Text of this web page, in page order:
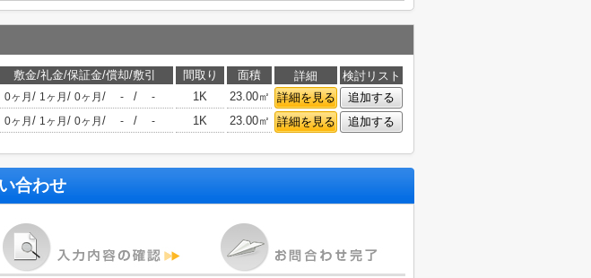
敷金/礼金/保証金/償却/敷引 間取り 面積 詳細
検討リスト
0ヶ月 / 1ヶ月 / 0ヶ月 / - / - 1K 23.00㎡ 詳細を見る
追加する
0ヶ月 / 1ヶ月 / 0ヶ月 / - / - 1K 23.00㎡ 詳細を見る 追加する
合わせ